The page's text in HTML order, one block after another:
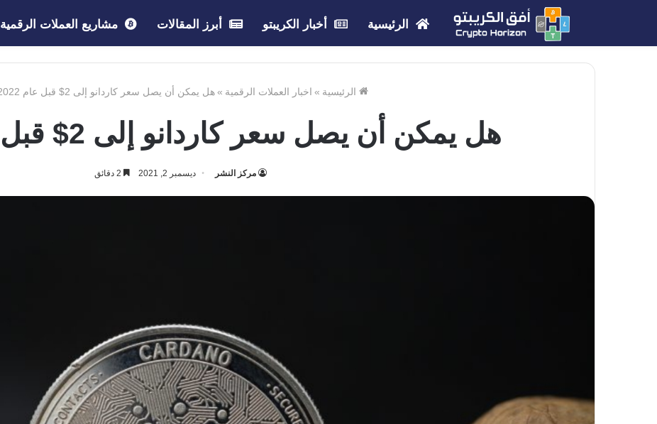
الرئيسية أخبار الكريبتو أبرز المقالات مشاريع العملات الرقمية
الرئيسية » اخبار العملات الرقمية »هل يمكن أن يصل سعر كاردانو إلى 2$ قبل عام 2022؟
هل يمكن أن يصل سعر كاردانو إلى 2$ قبل عام 2022؟
مركز النشر ديسمبر 2, 2021